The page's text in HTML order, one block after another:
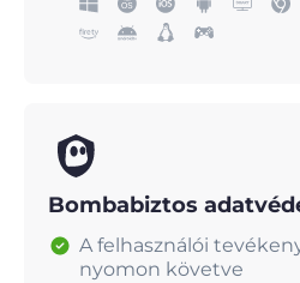
Bombabiztos
A felhasználói
nyomon követve